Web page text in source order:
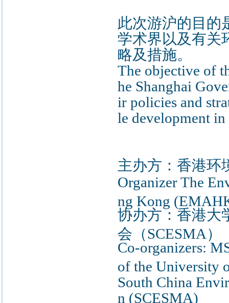
此次游沪的目的
学术界以及有关
略及措施。
The objective of
he Shanghai
ir policies and
le development in
主办方：香港环
Organizer The
ng Kong
协办方：香港大
会（SCESMA）
Co-organizers:
of the University
South China
n (SCESMA)